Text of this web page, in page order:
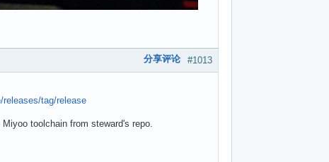
#1013
分享评论
tag/release
toolchain from steward's repo.